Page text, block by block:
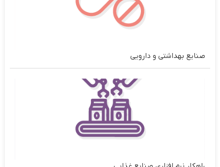
صنایع بهداشتی و دارویی